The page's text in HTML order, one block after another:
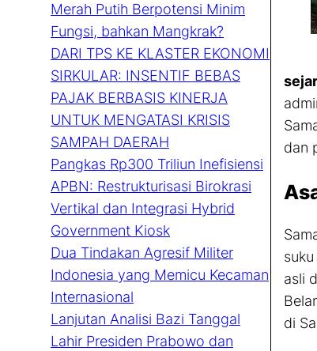
Merah Putih Berpotensi Minim
Fungsi, bahkan Mangkrak?
DARI TPS KE KLASTER EKONOMI
SIRKULAR: INSENTIF BEBAS
PAJAK BERBASIS KINERJA
UNTUK MENGATASI KRISIS
SAMPAH DAERAH
Pangkas Rp300 Triliun Inefisiensi
APBN: Restrukturisasi Birokrasi
Vertikal dan Integrasi Hybrid
Government Kiosk
Dua Tindakan Agresif Militer
Indonesia yang Memicu Kecaman
Internasional
Lanjutan Analisi Bazi Tanggal
Lahir Presiden Prabowo dan
dan
asli
di